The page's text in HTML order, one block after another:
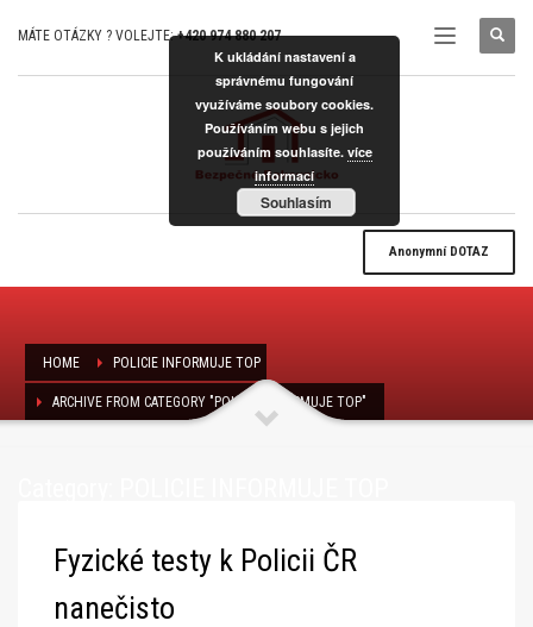
MÁTE OTÁZKY ? VOLEJTE:+420 974 880 207
AnonymníDOTAZ
HOME POLICIE INFORMUJE TOP
ARCHIVE FROM CATEGORY "POLICIE INFORMUJE TOP"
Fyzické testy k Policii ČR
nanečisto
K ukládání nastavení a
správnému fungování
využíváme soubory cookies.
Používáním webu s jejich
používáním souhlasíte. více
informací
Souhlasím